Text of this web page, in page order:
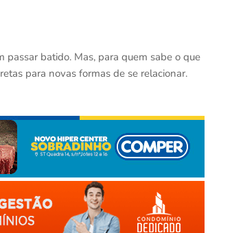
passar batido. Mas, para quem sabe o que
para novas formas de se relacionar.